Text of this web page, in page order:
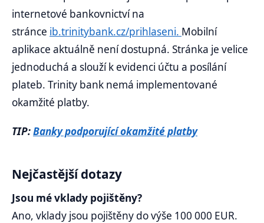
internetové bankovnictví na
stránce ib.trinitybank.cz/prihlaseni. Mobilní
aplikace aktuálně není dostupná. Stránka je velice
jednoduchá a slouží k evidenci účtu a posílání
plateb. Trinity bank nemá implementované
okamžité platby.
TIP:Banky podporující okamžité platby
Nejčastější dotazy
Jsou mé vklady pojištěny?
Ano, vklady jsou pojištěny do výše 100 000 EUR.